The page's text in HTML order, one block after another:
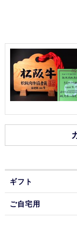
ギフト
ご自宅用